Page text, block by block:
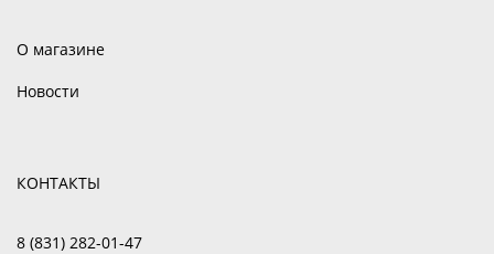
О магазине
Новости
КОНТАКТЫ
8 (831) 282-01-47